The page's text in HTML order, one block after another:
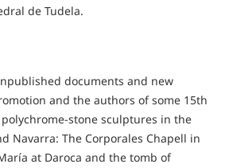
de Tudela.
documents and new
and the authors of some 15th
stone sculptures in the
Navarra: The Corporales Chapell in
at Daroca and the tomb of